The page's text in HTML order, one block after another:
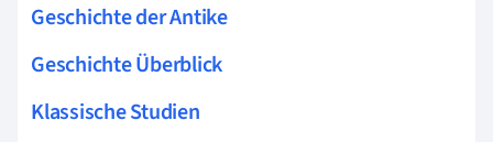
Geschichte der Antike
Geschichte Überblick
Klassische Studien